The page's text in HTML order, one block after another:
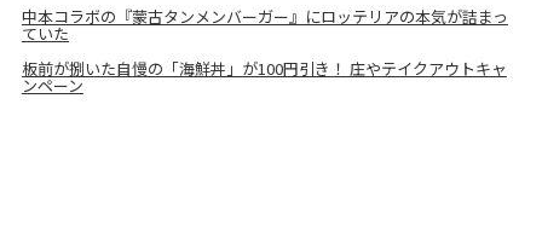
中本コラボの『蒙古タンメンバーガー』にロッテリアの本気が詰まっ
ていた
板前が捌いた自慢の「海鮮丼」が100円引き！ 庄やテイクアウトキャ
ンペーン